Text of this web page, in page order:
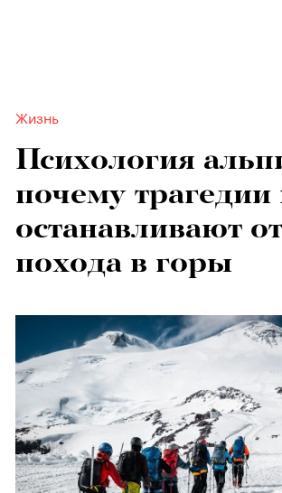
Жизнь
Психология
почему трагедии
останавливают от
похода в горы